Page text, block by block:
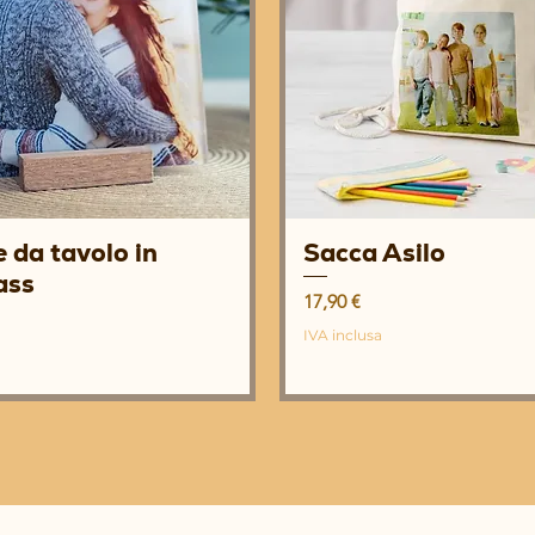
Vista rapida
da tavolo in
Vista rapida
Sacca Asilo
Prezzo
17,90 €
IVA inclusa